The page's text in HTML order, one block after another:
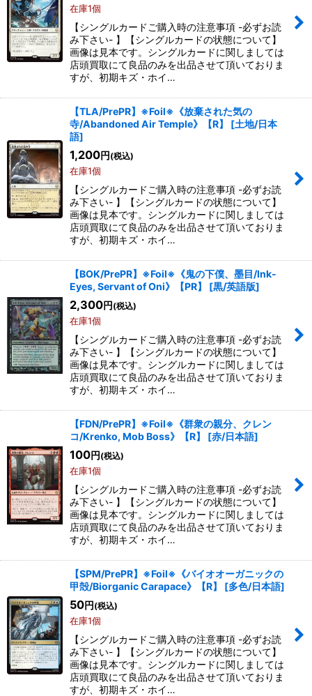
在庫1個
【シングルカードご購入時の注意事項 -必ずお読
み下さい- 】【シングルカードの状態について】
画像は見本です。シングルカードに関しましては
店頭買取にて良品のみを出品させて頂いておりま
すが、初期キズ・ホイ…
【TLA/PrePR】※Foil※《放棄された気の
寺/Abandoned Air Temple》【R】
[土地/日本
語]
1,200円 (税込)
在庫1個
【シングルカードご購入時の注意事項 -必ずお読
み下さい- 】【シングルカードの状態について】
画像は見本です。シングルカードに関しましては
店頭買取にて良品のみを出品させて頂いておりま
すが、初期キズ・ホイ…
【BOK/PrePR】※Foil※《鬼の下僕、墨目/Ink-
Eyes, Servant of Oni》【PR】
[黒/英語版]
2,300円 (税込)
在庫1個
【シングルカードご購入時の注意事項 -必ずお読
み下さい- 】【シングルカードの状態について】
画像は見本です。シングルカードに関しましては
店頭買取にて良品のみを出品させて頂いておりま
すが、初期キズ・ホイ…
【FDN/PrePR】※Foil※《群衆の親分、クレン
コ/Krenko, Mob Boss》【R】
[赤/日本語]
100円 (税込)
在庫1個
【シングルカードご購入時の注意事項 -必ずお読
み下さい- 】【シングルカードの状態について】
画像は見本です。シングルカードに関しましては
店頭買取にて良品のみを出品させて頂いておりま
すが、初期キズ・ホイ…
【SPM/PrePR】※Foil※《バイオオーガニックの
甲殻/Biorganic Carapace》【R】
[多色/日本語]
50円 (税込)
在庫1個
【シングルカードご購入時の注意事項 -必ずお読
み下さい- 】【シングルカードの状態について】
画像は見本です。シングルカードに関しましては
店頭買取にて良品のみを出品させて頂いておりま
すが、初期キズ・ホイ…